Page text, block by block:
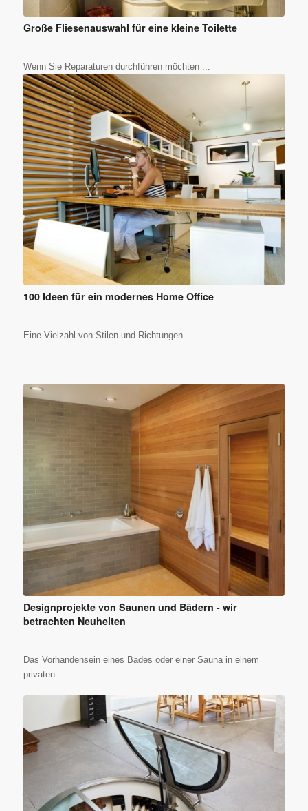
Große Fliesenauswahl für eine kleine Toilette
Wenn Sie Reparaturen durchführen möchten ...
100 Ideen für ein modernes Home Office
Eine Vielzahl von Stilen und Richtungen ...
Designprojekte von Saunen und Bädern - wir
betrachten Neuheiten
Das Vorhandensein eines Bades oder einer Sauna in einem
privaten ...